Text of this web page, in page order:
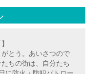
とう。あいさつので
ちの街は、自分たち